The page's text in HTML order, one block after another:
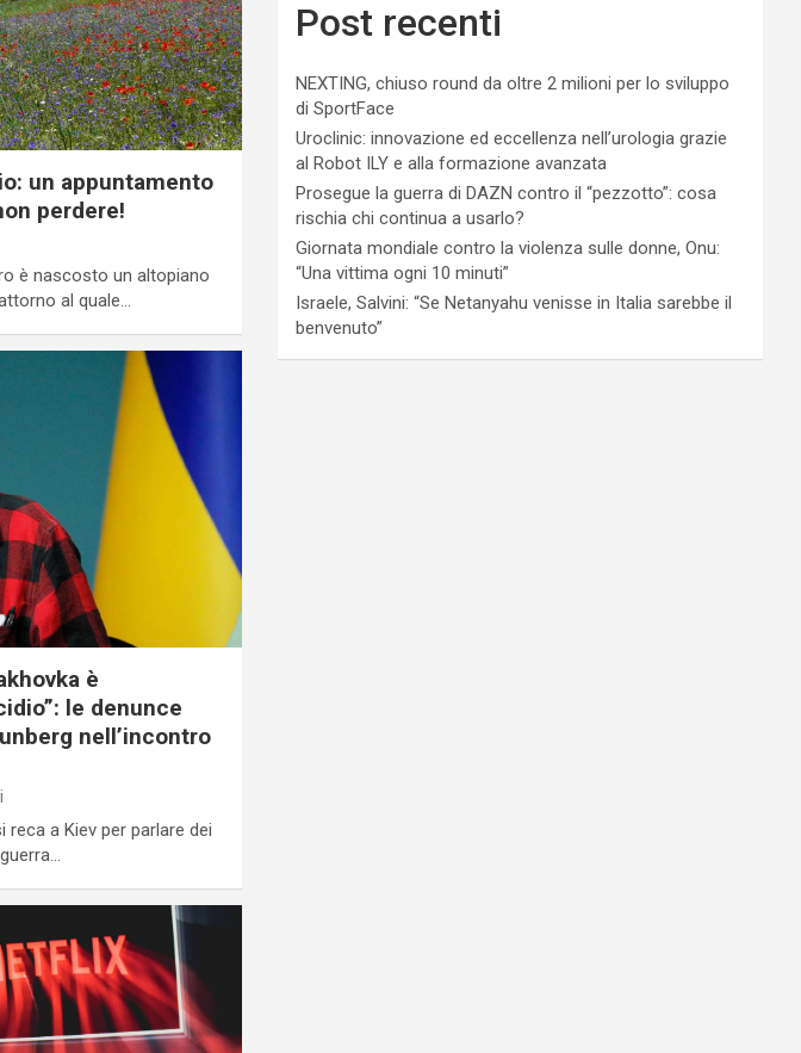
un appuntamento
perdere!
è nascosto un altopiano
al quale…
è
le denunce
nell’incontro
a Kiev per parlare dei
Post recenti
NEXTING, chiuso round da oltre 2 milioni per lo sviluppo
di SportFace
Uroclinic: innovazione ed eccellenza nell’urologia grazie
al Robot ILY e alla formazione avanzata
Prosegue la guerra di DAZN contro il “pezzotto”: cosa
rischia chi continua a usarlo?
Giornata mondiale contro la violenza sulle donne, Onu:
“Una vittima ogni 10 minuti”
Israele, Salvini: “Se Netanyahu venisse in Italia sarebbe il
benvenuto”